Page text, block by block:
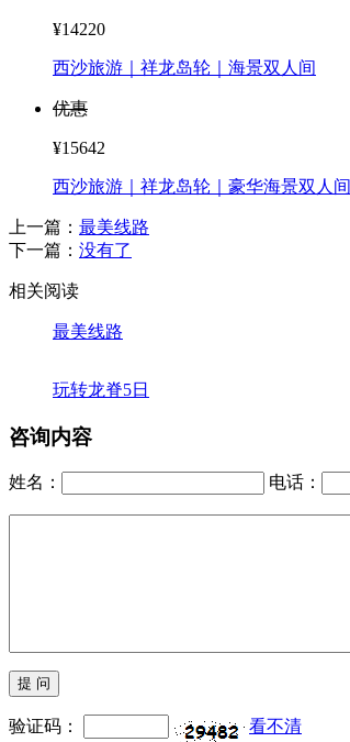
¥14220
西沙旅游｜祥龙岛轮｜海景双人间
优惠
¥15642
西沙旅游｜祥龙岛轮｜豪华海景双人间
上一篇： 最美线路
下一篇： 没有了
相关阅读
最美线路
玩转龙脊5日
咨询内容
姓名： 电话：
验证码： 看不清